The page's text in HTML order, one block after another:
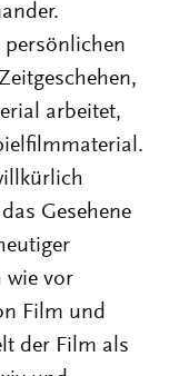
arbeitet,
Gesehene
wie vor
Film und
der Film als